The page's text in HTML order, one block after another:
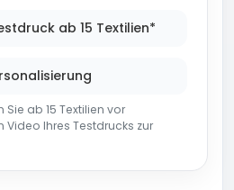
ab 15 Textilien*
ab 15 Textilien vor
Ihres Testdrucks zur